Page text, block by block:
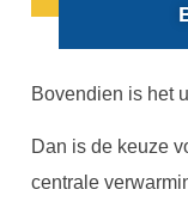
Bovendien is het
Dan is de keuze
centrale